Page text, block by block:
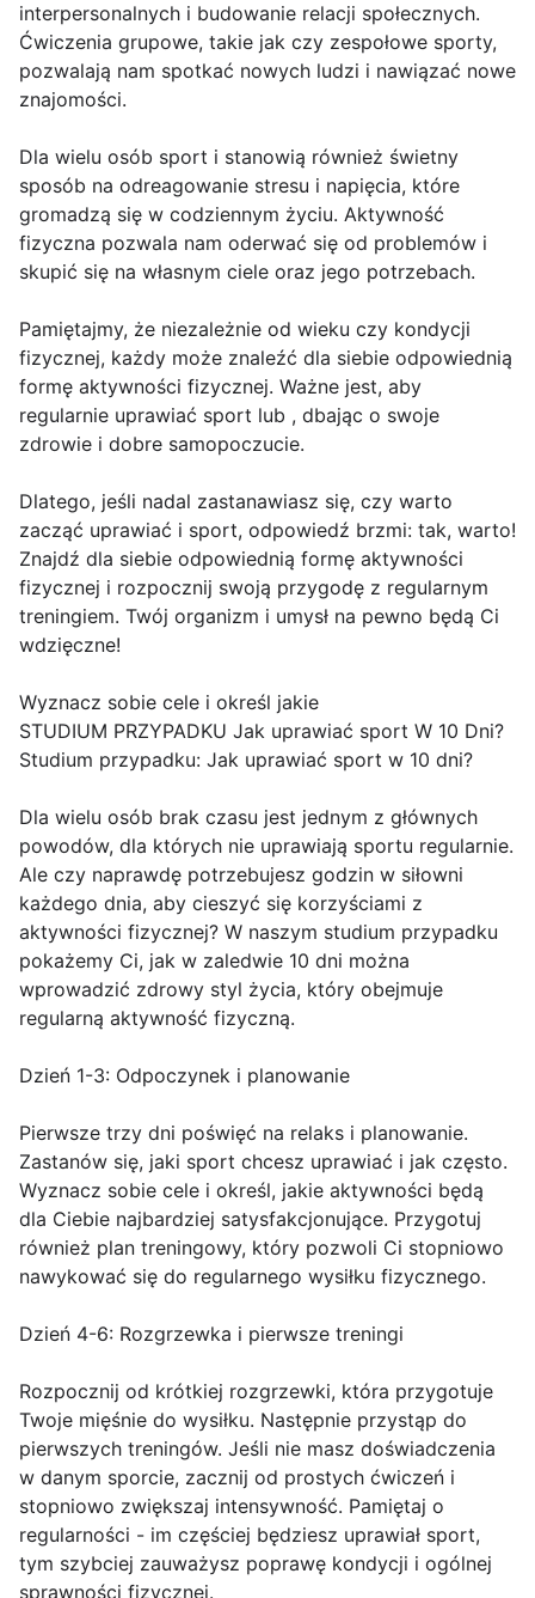
interpersonalnych i budowanie relacji społecznych.
Ćwiczenia grupowe, takie jak czy zespołowe sporty,
pozwalają nam spotkać nowych ludzi i nawiązać nowe
znajomości.
Dla wielu osób sport i stanowią również świetny
sposób na odreagowanie stresu i napięcia, które
gromadzą się w codziennym życiu. Aktywność
fizyczna pozwala nam oderwać się od problemów i
skupić się na własnym ciele oraz jego potrzebach.
Pamiętajmy, że niezależnie od wieku czy kondycji
fizycznej, każdy może znaleźć dla siebie odpowiednią
formę aktywności fizycznej. Ważne jest, aby
regularnie uprawiać sport lub , dbając o swoje
zdrowie i dobre samopoczucie.
Dlatego, jeśli nadal zastanawiasz się, czy warto
zacząć uprawiać i sport, odpowiedź brzmi: tak, warto!
Znajdź dla siebie odpowiednią formę aktywności
fizycznej i rozpocznij swoją przygodę z regularnym
treningiem. Twój organizm i umysł na pewno będą Ci
wdzięczne!
Wyznacz sobie cele i określ jakie
STUDIUM PRZYPADKU Jak uprawiać sport W 10 Dni?
Studium przypadku: Jak uprawiać sport w 10 dni?
Dla wielu osób brak czasu jest jednym z głównych
powodów, dla których nie uprawiają sportu regularnie.
Ale czy naprawdę potrzebujesz godzin w siłowni
każdego dnia, aby cieszyć się korzyściami z
aktywności fizycznej? W naszym studium przypadku
pokażemy Ci, jak w zaledwie 10 dni można
wprowadzić zdrowy styl życia, który obejmuje
regularną aktywność fizyczną.
Dzień 1-3: Odpoczynek i planowanie
Pierwsze trzy dni poświęć na relaks i planowanie.
Zastanów się, jaki sport chcesz uprawiać i jak często.
Wyznacz sobie cele i określ, jakie aktywności będą
dla Ciebie najbardziej satysfakcjonujące. Przygotuj
również plan treningowy, który pozwoli Ci stopniowo
nawykować się do regularnego wysiłku fizycznego.
Dzień 4-6: Rozgrzewka i pierwsze treningi
Rozpocznij od krótkiej rozgrzewki, która przygotuje
Twoje mięśnie do wysiłku. Następnie przystąp do
pierwszych treningów. Jeśli nie masz doświadczenia
w danym sporcie, zacznij od prostych ćwiczeń i
stopniowo zwiększaj intensywność. Pamiętaj o
regularności - im częściej będziesz uprawiał sport,
tym szybciej zauważysz poprawę kondycji i ogólnej
sprawności fizycznej.